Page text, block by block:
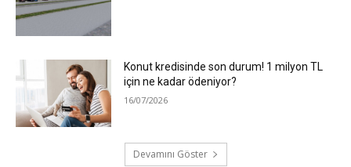
Konut kredisinde son durum! 1 milyon TL
için ne kadar ödeniyor?
16/07/2026
Devamını Göster